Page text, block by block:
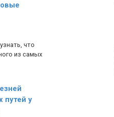
что
из самых
путей у